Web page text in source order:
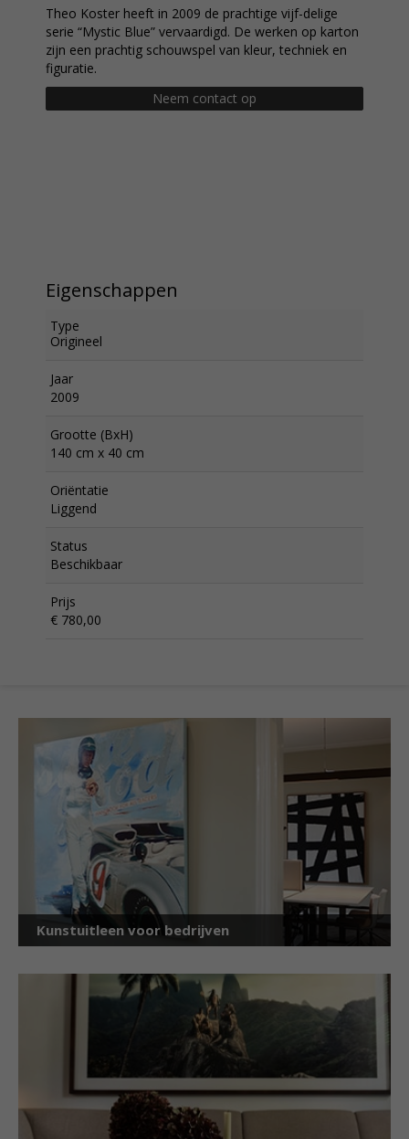
Theo Koster heeft in 2009 de prachtige vijf-delige
serie “Mystic Blue” vervaardigd. De werken op karton
zijn een prachtig schouwspel van kleur, techniek en
figuratie.
Neem contact op
Eigenschappen
Type
Origineel
Jaar
2009
Grootte (BxH)
140 cm x 40 cm
Oriëntatie
Liggend
Status
Beschikbaar
Prijs
€ 780,00
Kunstuitleen voor bedrijven